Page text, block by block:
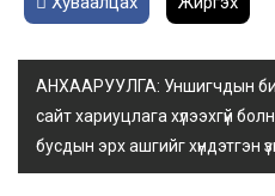
АНХААРУУЛГА: Уншигчдын
сайт хариуцлага хүлээхгүй
бусдын эрх ашгийг хүндэтгэн